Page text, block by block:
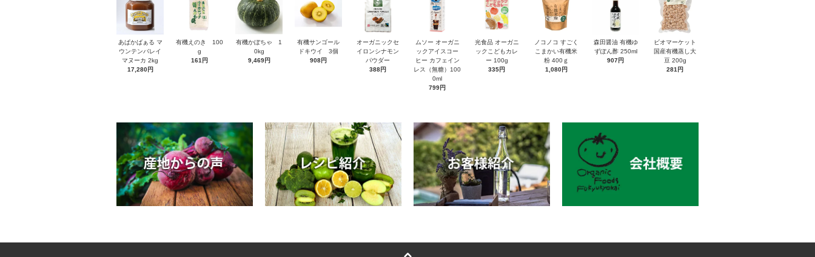
あぱかばぁる マ
ウンテンバレイ
マヌーカ 2kg
17,280円
有機えのき 100
g
161円
有機かぼちゃ 1
0kg
9,469円
有機サンゴール
ドキウイ 3個
908円
オーガニックセ
イロンシナモン
パウダー
388円
ムソー オーガニ
ックアイスコー
ヒー カフェイン
レス（無糖）100
0ml
799円
光食品 オーガニ
ックこどもカレ
ー 100g
335円
ノコノコ すごく
こまかい有機米
粉 400ｇ
1,080円
森田醤油 有機ゆ
ずぽん酢 250ml
907円
ビオマーケット
国産有機蒸し大
豆 200g
281円